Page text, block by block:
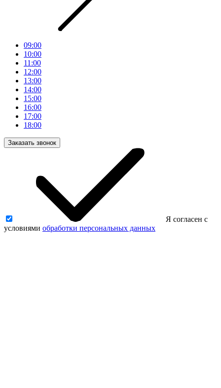
09:00
10:00
11:00
12:00
13:00
14:00
15:00
16:00
17:00
18:00
Заказать звонок
Я согласен с
условиями обработки персональных данных